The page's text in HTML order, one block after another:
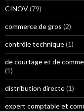
CINOV(79)
commerce de gros (2)
contrôle technique(1)
de courtage et de
(1)
distribution directe(1)
expert comptable et